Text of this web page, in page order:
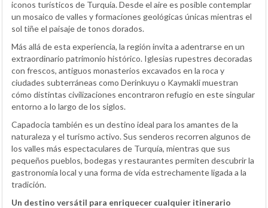
iconos turísticos de Turquía. Desde el aire es posible contemplar
un mosaico de valles y formaciones geológicas únicas mientras el
sol tiñe el paisaje de tonos dorados.
Más allá de esta experiencia, la región invita a adentrarse en un
extraordinario patrimonio histórico. Iglesias rupestres decoradas
con frescos, antiguos monasterios excavados en la roca y
ciudades subterráneas como Derinkuyu o Kaymakli muestran
cómo distintas civilizaciones encontraron refugio en este singular
entorno a lo largo de los siglos.
Capadocia también es un destino ideal para los amantes de la
naturaleza y el turismo activo. Sus senderos recorren algunos de
los valles más espectaculares de Turquía, mientras que sus
pequeños pueblos, bodegas y restaurantes permiten descubrir la
gastronomía local y una forma de vida estrechamente ligada a la
tradición.
Un destino versátil para enriquecer cualquier itinerario